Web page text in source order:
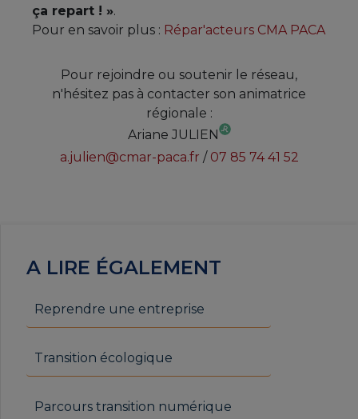
ça repart ! ».
Pour en savoir plus : Répar'acteurs CMA PACA
Pour rejoindre ou soutenir le réseau,
n'hésitez pas à contacter son animatrice
régionale :
Ariane JULIEN
a.julien@cmar-paca.fr / 07 85 74 41 52
A LIRE ÉGALEMENT
Reprendre une entreprise
Transition écologique
Parcours transition numérique